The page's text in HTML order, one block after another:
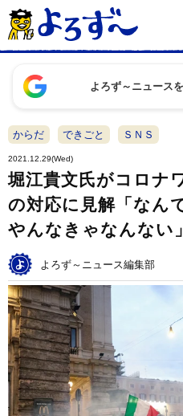
よろず～ニュース
からだ できごと ＳＮＳ
2021.12.29(Wed)
堀江貴文氏がコロナ
の対応に見解「なん
やんなきゃなんない」
よろず～ニュース編集部